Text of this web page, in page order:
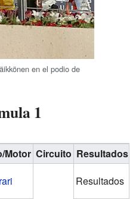
en el podio de
1
Motor Circuito Resultados
Resultados